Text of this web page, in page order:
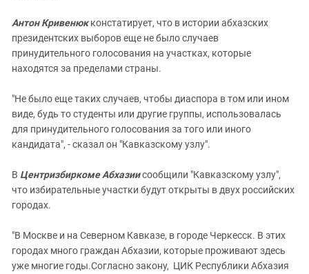
Антон Кривенюкконстатирует, что в истории абхазских
президентских выборов еще не было случаев
принудительного голосования на участках, которые
находятся за пределами страны.
"Не было еще таких случаев, чтобы диаспора в том или ином
виде, будь то студенты или другие группы, использовалась
для принудительного голосования за того или иного
кандидата", - сказал он "Кавказскому узлу".
В Центризбиркоме Абхазиисообщили "Кавказскому узлу",
что избирательные участки будут открыты в двух российских
городах.
"В Москве и на Северном Кавказе, в городе Черкесск. В этих
городах много граждан Абхазии, которые проживают здесь
уже многие годы.Согласно закону, ЦИК Республики Абхазия